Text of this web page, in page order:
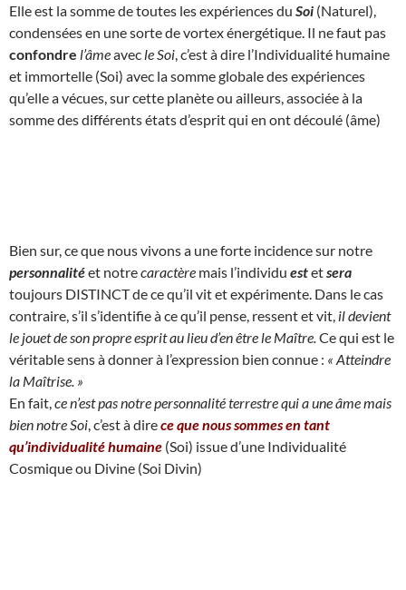
Elle est la somme de toutes les expériences du Soi (Naturel),
condensées en une sorte de vortex énergétique. Il ne faut pas
confondre l’âmeavec le Soi , c’est à dire l’Individualité humaine
et immortelle (Soi) avec la somme globale des expériences
qu’elle a vécues, sur cette planète ou ailleurs, associée à la
somme des différents états d’esprit qui en ont découlé (âme)
Bien sur, ce que nous vivons a une forte incidence sur notre
personnalitéet notrecaractère mais l’individu estetsera
toujours DISTINCT de ce qu’il vit et expérimente. Dans le cas
contraire, s’il s’identifie à ce qu’il pense, ressent et vit, il devient
le jouet de son propre esprit au lieu d’en être le Maître. Ce qui est le
véritable sens à donner à l’expression bien connue : « Atteindre
la Maîtrise. »
En fait, ce n’est pas notre personnalité terrestre qui a une âme mais
bien notre Soi , c’est à direce que nous sommes en tant
qu’individualité humaine (Soi) issue d’une Individualité
Cosmique ou Divine (Soi Divin)